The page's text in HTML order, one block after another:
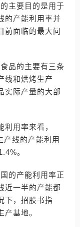
主要目的是用于
的产能利用率并
前面临的最大问
品的主要有三条
线和烘烤生产
实际产量的大部
用率来看，
产线的产能利用
。
的产能利用率正
近一半的产能都
下，招股书指
基地。